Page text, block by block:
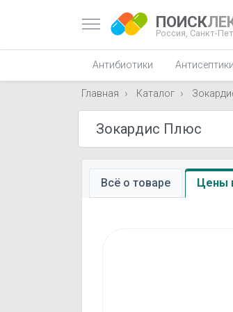
ПОИСК
Россия, Санкт-
Антибиотики Антисептики
Главная Каталог
Всё о товаре Цены